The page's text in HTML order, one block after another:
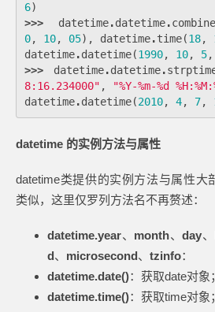
6)
>>>
datetime.datetime.combine
0, 10, 05), datetime.time(18,
datetime.datetime(1990, 10, 5,
>>>
datetime.datetime.
8:16.234000" , "%Y-%m-%d %H:%M:
datetime.datetime(2010, 4, 7,
datetime 的实例方法与属性
datetime类提供的实例方法与属性大
类似，这里仅罗列方法名不再赘述：
datetime.year、 month、day、
d、 microsecond、 tzinfo：
datetime.date()：获取date对象；
datetime.time()：获取time对象；